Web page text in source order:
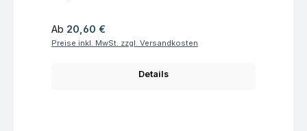
Regulärer Preis:
Ab 20,60 €
Preise inkl. MwSt. zzgl. Versandkosten
Details